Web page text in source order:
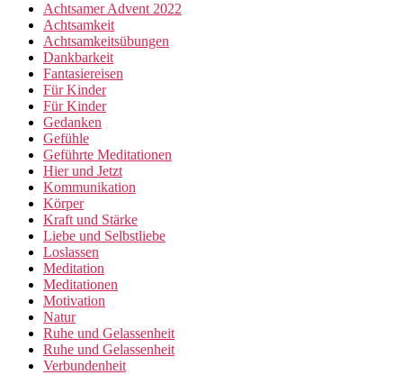
Achtsamer Advent 2022
Achtsamkeit
Achtsamkeitsübungen
Dankbarkeit
Fantasiereisen
Für Kinder
Für Kinder
Gedanken
Gefühle
Geführte Meditationen
Hier und Jetzt
Kommunikation
Körper
Kraft und Stärke
Liebe und Selbstliebe
Loslassen
Meditation
Meditationen
Motivation
Natur
Ruhe und Gelassenheit
Ruhe und Gelassenheit
Verbundenheit